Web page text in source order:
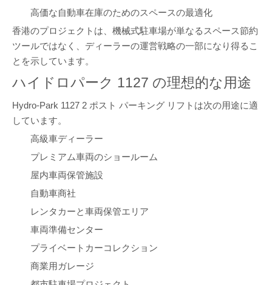
高価な自動車在庫のためのスペースの最適化
香港のプロジェクトは、機械式駐車場が単なるスペース節約
ツールではなく、ディーラーの運営戦略の一部になり得るこ
とを示しています。
ハイドロパーク 1127 の理想的な用途
Hydro-Park 1127 2 ポスト パーキング リフトは次の用途に適
しています。
高級車ディーラー
プレミアム車両のショールーム
屋内車両保管施設
自動車商社
レンタカーと車両保管エリア
車両準備センター
プライベートカーコレクション
商業用ガレージ